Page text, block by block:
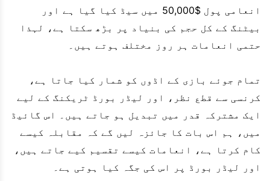
انعامی پول $50,000 میں سیڈ کیا گیا ہے اور
بیٹنگ کے کل حجم کی بنیاد پر بڑھ سکتا ہے، لہذا
حتمی انعامات ہر روز مختلف ہوتے ہیں۔
تمام جوئے بازی کے اڈوں کو شمار کیا جاتا ہے،
کرنسی سے قطع نظر، اور لیڈر بورڈ ٹریکنگ کے لیے
ایک مشترکہ قدر میں تبدیل ہو جاتے ہیں۔ اس گائیڈ
میں، ہم اس بات کا جائزہ لیں گے کہ مقابلہ کیسے
کام کرتا ہے، انعامات کیسے تقسیم کیے جاتے ہیں،
اور لیڈر بورڈ پر اس کی جگہ کیا ہوتی ہے۔